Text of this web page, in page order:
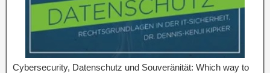
Cybersecurity, Datenschutz und Souveränität: Which way to